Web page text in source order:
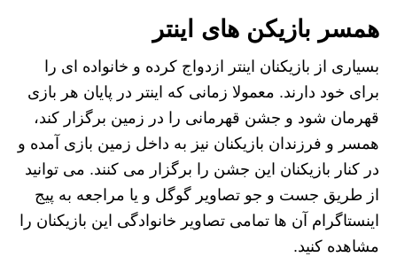
همسر بازیکن های اینتر
بسیاری از بازیکنان اینتر ازدواج کرده و خانواده ای را
برای خود دارند. معمولا زمانی که اینتر در پایان هر بازی
قهرمان شود و جشن قهرمانی را در زمین برگزار کند،
همسر و فرزندان بازیکنان نیز به داخل زمین بازی آمده و
در کنار بازیکنان این جشن را برگزار می کنند. می توانید
از طریق جست و جو تصاویر گوگل و یا مراجعه به پیج
اینستاگرام آن ها تمامی تصاویر خانوادگی این بازیکنان را
مشاهده کنید.